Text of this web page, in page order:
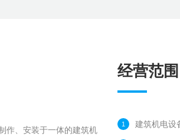
作、安装于一体的建筑机
经营范围
建筑机电设